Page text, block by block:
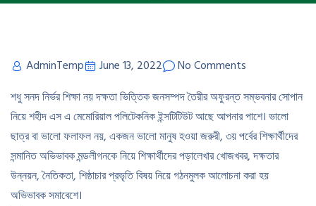
AdminTemp June 13, 2022
No Comments
শধু সনদ নির্ভর শিক্ষা নয় দক্ষতা ভিত্তিক জনসম্পদ তৈরীর অফুরন্ত সম্ভবনার সোপান
নিয়ে শহীদ এস এ মেমোরিয়াল পলিটেকনিক ইন্সটিটিউট আছে আপনার পাশে। ভালো
ছাত্র বা ভালো ফলাফল নয়, একজন ভালো মানুষ হওয়া জরুরী, ৩য় পর্বের শিক্ষার্থীদের
সন্মানিত অভিভাবক মন্ডলীগনকে নিয়ে শিক্ষার্থীদের পড়ালেখার খোজখবর, দক্ষতার
উন্নয়ন, নৈতিকতা, শিষ্ঠাচার প্রভৃতি বিষয় নিয়ে গঠনমুলক আলোচনা করা হয়
অভিভাবক সমাবেশে।